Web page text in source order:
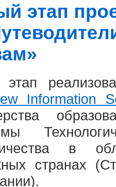
этап
этап
Information
в
странах